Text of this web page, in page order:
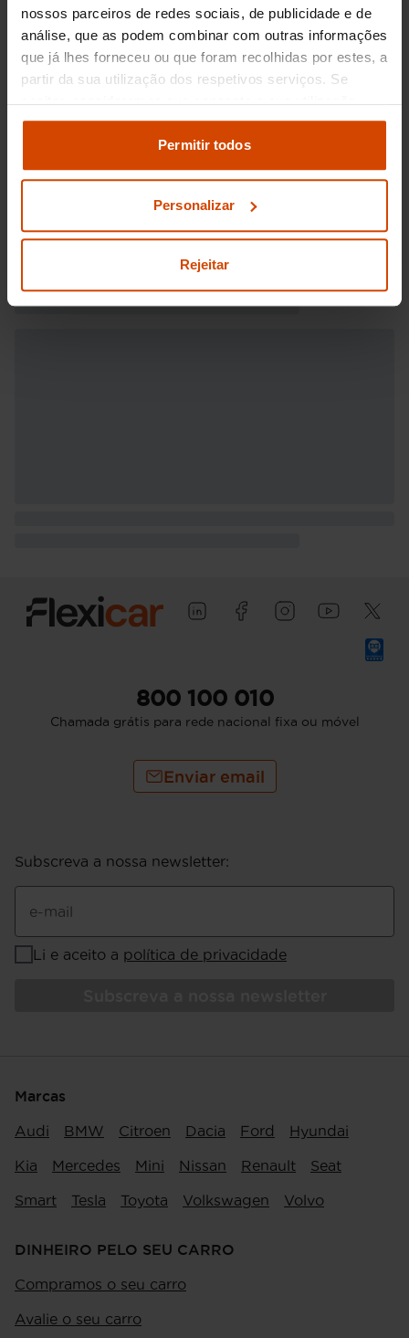
nossos parceiros de redes sociais, de publicidade e de
análise, que as podem combinar com outras informações
que já lhes forneceu ou que foram recolhidas por estes, a
partir da sua utilização dos respetivos serviços. Se
aceitar, consideramos que consente a sua utilização.
Pode modificar as suas opções de consentimento e
definições de cookies
definições e saber mais na nossapolítica de
Permitir todos
Personalizar
Rejeitar
800 100 010
Chamada grátis para rede nacional fixa ou móvel
Enviar email
Subscreva a nossa newsletter:
e-mail
Li e aceito a política de privacidade
Marcas
Audi BMW Citroen Dacia Ford Hyundai
Kia Mercedes Mini Nissan Renault Seat
Smart Tesla Toyota Volkswagen Volvo
DINHEIRO PELO SEU CARRO
Compramos o seu carro
Avalie o seu carro